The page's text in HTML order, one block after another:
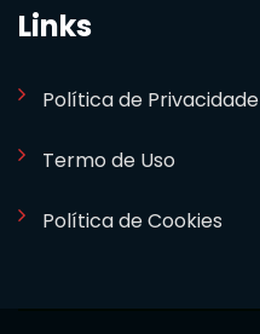
Links
Política de Privacidade
Termo de Uso
Política de Cookies